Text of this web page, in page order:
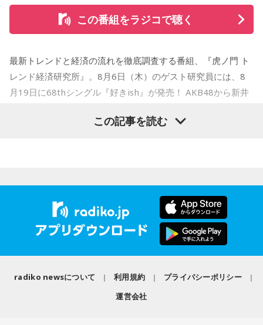
発売日：2026年10月14日（水）
仕様：CD
＜収録曲＞
01. Twilight Run
02. SO-DAYONE !
04. Marmalade Island
09. TANBI（耽美）
『かつしかトリオ COBALT EXPRESS TOUR 2026』
ァルトホール ※ソールドアウト！
10月31日（土）@福岡 福岡市民ホール 中ホール
/ NEK! / ネ★ナイト / Bye-Bye-Handの方程式 / Pastel Tang
Club / パスピエ / harha / HALLEY / Hello Hello / Be my Girl
FUJIBASE / BLACK BERRY TIMES / a frankenlouie / ブラン
デー戦記 / フリージアン / Voice Connect / the Po / bokula. /
PompadollS / Massclub / まつむら かなう / 丸山純奈 / ミー
Mom / meiyo / 名誉伝説 / mekakushe / MONONOKE / 桃色
Re.ripe / ルイ / ろぜっと° / wapiti
10/11(日) 出演
Arche / Ayllton / 青いガーネット / Aonowa / AKAMONE /
Akyk / あすなろ白昼夢 / Absolute area / AND CALL. /
irienchy / インナージャーニー / WeekendAll / Wisteria /
UEBO / Wash My Friday / ウルトラ寿司ふぁいやー / エイハ
まだ見ぬアーティストとの出会いも、お気に入りのアーティ
MINAMI WHEELならでは。
今年も大阪・ミナミの街から、新たな音楽との出会いをお届
けします。どうぞご期待ください。
●出演アーティスト：
10/10(土) 出演
AARON / IRIS MONDO / 赤いくらげ / Aki / あたらよ / 雨烏 /
荒巻勇仁 / アンと私 / anewhite / EVE OF THE LAIN / いろか
にほへと / weak.butterfly / EMNW / 大宮陽和 / OKYO / 奥崎
Gum-9 / ガラクタ / ガラスの靴は落とさない / カラノア /
KI_EN / 来島エル / きばやし / Gyubin / くがあくた / grating
この番組をラジコで聴く
最新トレンドと経済の流れを徹底調査する番組、『虎ノ門 ト
レンド経済研究所』。8月6日（木）のゲスト研究員には、8
月19日に68thシングル『好きish』が発売！ AKB48から新井
の「ラジオiNEWS」以来、およそ3年ぶりの出演。行天優莉奈
礎的財政収支「プライマリーバランス」について徹底調査！
「プライマリーバランス」の基礎知識から、赤字と黒字の考
え方、今の日本が置かれている状況、高市内閣の方針まで、
国の将来を左右する指標についてわかりやすく解説するほ
"てんてん" はこれらの重要な課題についてしっかり理解する
ことができたでしょうか？！
この記事を読む
radiko newsについて 利用規約
プライバシーポリシー
運営会社